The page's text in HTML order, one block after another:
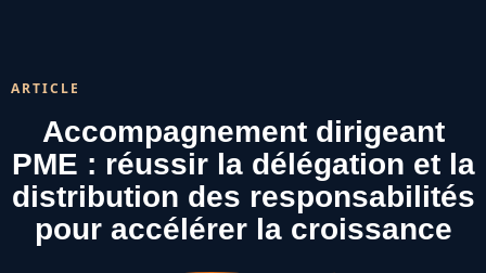
ARTICLE
Accompagnement dirigeant
PME : réussir la délégation et la
distribution des responsabilités
pour accélérer la croissance